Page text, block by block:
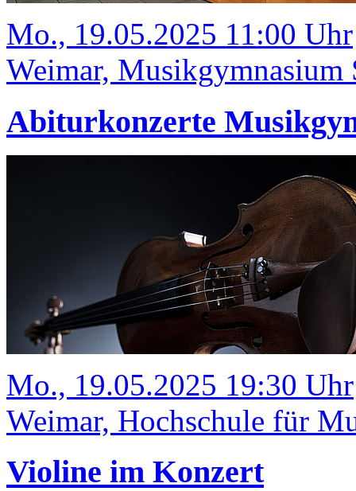
Mo., 19.05.2025 11:00 Uhr
Weimar, Musikgymnasium
Abiturkonzerte
Mo., 19.05.2025 19:30 Uhr
Weimar, Hochschule für
Violine im Konzert